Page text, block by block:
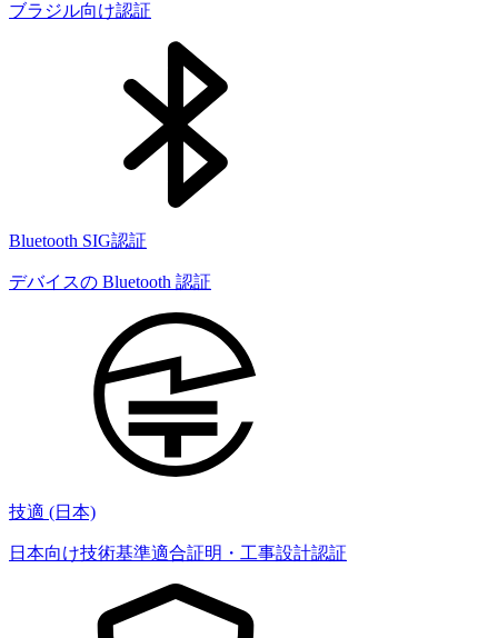
ブラジル向け認証
Bluetooth SIG認証
デバイスの Bluetooth 認証
技適 (日本)
日本向け技術基準適合証明・工事設計認証